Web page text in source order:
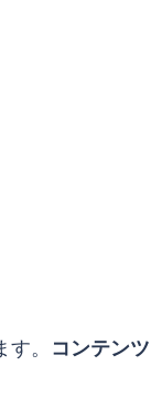
。 コンテンツ